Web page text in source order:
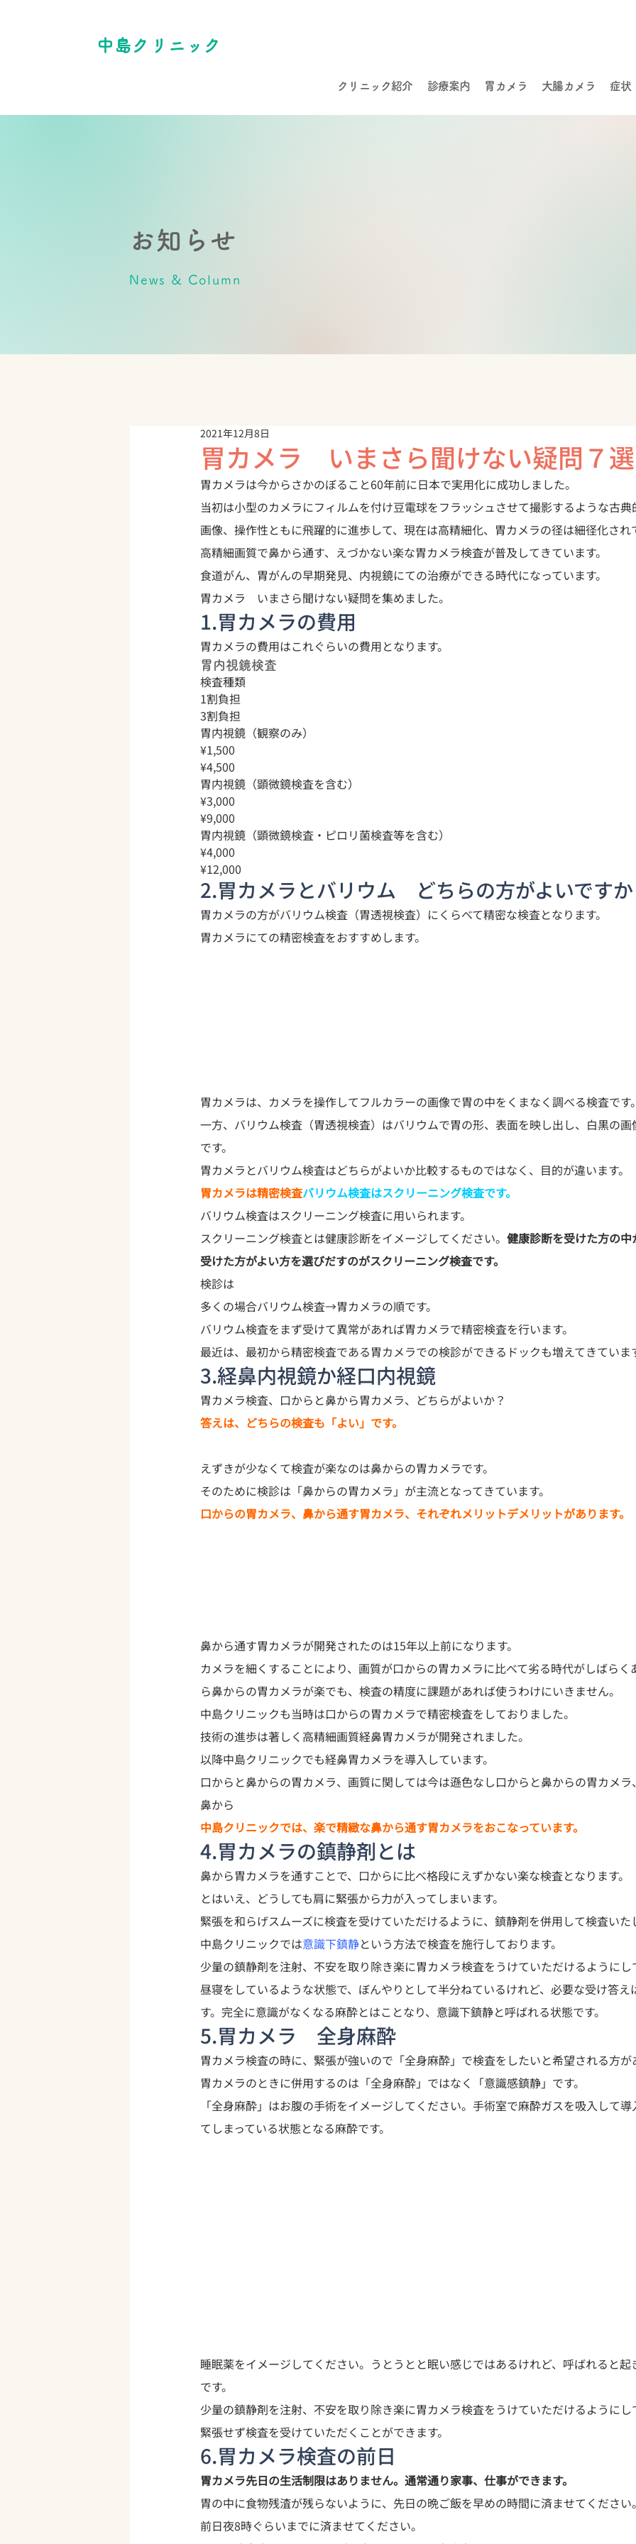
中島クリニック
クリニック紹介 診療案内 胃カメラ 大腸カメラ 症状
お知らせ
News & Column
胃カメラ いまさら聞けない疑問７選
2021年12月8日
胃カメラは今からさかのぼること60年前に日本で実用化に成功しました。
当初は小型のカメラにフィルムを付け豆電球をフラッシュさせて撮影するような古
画像、操作性ともに飛躍的に進歩して、現在は高精細化、胃カメラの径は細径化され
高精細画質で鼻から通す、えづかない楽な胃カメラ検査が普及してきています。
食道がん、胃がんの早期発見、内視鏡にての治療ができる時代になっています。
胃カメラ　いまさら聞けない疑問を集めました。
1.胃カメラの費用
胃カメラの費用はこれぐらいの費用となります。
胃内視鏡検査
検査種類
1割負担
3割負担
胃内視鏡（観察のみ）
¥1,500
¥4,500
胃内視鏡（顕微鏡検査を含む）
¥3,000
¥9,000
胃内視鏡（顕微鏡検査・ピロリ菌検査等を含む）
¥4,000
¥12,000
2.胃カメラとバリウム　どちらの方がよいですか
胃カメラの方がバリウム検査（胃透視検査）にくらべて精密な検査となります。
胃カメラにての精密検査をおすすめします。
胃カメラは、カメラを操作してフルカラーの画像で胃の中をくまなく調べる検査です
一方、バリウム検査（胃透視検査）はバリウムで胃の形、表面を映し出し、白黒の
です。
胃カメラは精密検査バリウム検査はスクリーニング検査です。
バリウム検査はスクリーニング検査に用いられます。
スクリーニング検査とは健康診断をイメージしてください。 健康診断を受けた方の
受けた方がよい方を選びだすのがスクリーニング検査です。
検診は
多くの場合バリウム検査→胃カメラの順です。
最近は、最初から精密検査である胃カメラでの検診ができるドックも増えてきていま
3.経鼻内視鏡か経口内視鏡
胃カメラ検査、口からと鼻から胃カメラ、どちらがよいか？
答えは、どちらの検査も「よい」です。
えずきが少なくて検査が楽なのは鼻からの胃カメラです。
そのために検診は 「鼻からの胃カメラ」 が主流となってきています。
口からの胃カメラ、鼻から通す胃カメラ、それぞれメリットデメリットがあります。
鼻から通す胃カメラが開発されたのは15年以上前になります。
カメラを細くすることにより、画質が口からの胃カメラに比べて劣る時代がしばらく
ら鼻からの胃カメラが楽でも、検査の精度に課題があれば使うわけにいきません。
中島クリニックも当時は口からの胃カメラで精密検査をしておりました。
技術の進歩は著しく 高精細画質経鼻胃カメラが開発されました。
以降中島クリニックでも経鼻胃カメラを導入しています。
口からと鼻からの胃カメラ、画質に関しては今は遜色なし口からと鼻からの胃カメ
鼻から
中島クリニックでは、楽で精緻な鼻から通す胃カメラをおこなっています。
4.胃カメラの鎮静剤とは
鼻から胃カメラを通すことで、口からに比べ格段にえずかない楽な検査となります。
緊張を和らげスムーズに検査を受けていただけるように、鎮静剤を併用して検査いた
中島クリニックでは意識下鎮静という方法で検査を施行しております。
少量の鎮静剤を注射、不安を取り除き楽に胃カメラ検査をうけていただけるようにし
昼寝をしているような状態で、ぼんやりとして半分ねているけれど、必要な受け答え
す。完全に意識がなくなる麻酔とはことなり、意識下鎮静と呼ばれる状態です。
5.胃カメラ　全身麻酔
胃カメラ検査の時に、緊張が強いので「全身麻酔」で検査をしたいと希望される方が
胃カメラのときに併用するのは「全身麻酔」ではなく「意識感鎮静」です。
「全身麻酔」はお腹の手術をイメージしてください。手術室で麻酔ガスを吸入して
てしまっている状態となる麻酔です。
睡眠薬をイメージしてください。うとうとと眠い感じではあるけれど、呼ばれると
です。
少量の鎮静剤を注射、不安を取り除き楽に胃カメラ検査をうけていただけるようにし
緊張せず検査を受けていただくことができます。
6.胃カメラ検査の前日
胃カメラ先日の生活制限はありません。通常通り家事、仕事ができます。
胃の中に食物残渣が残らないように、先日の晩ご飯を早めの時間に済ませてください
前日夜8時ぐらいまでに済ませてください。